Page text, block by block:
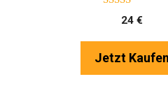
5.00
von 5
24€
Jetzt Kaufen